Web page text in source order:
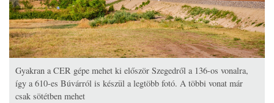
Gyakran a CER gépe mehet ki először Szegedről a 136-os vonalra,
így a 610-es Búvárról is készül a legtöbb fotó. A többi vonat már
csak sötétben mehet